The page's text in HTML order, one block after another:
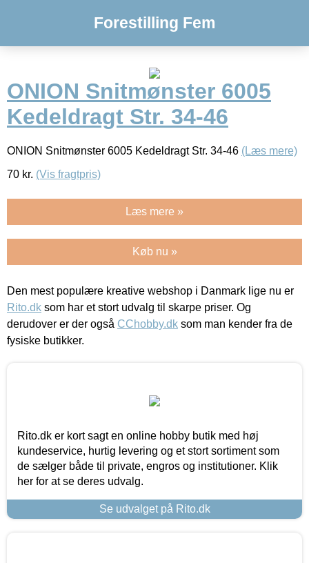
Forestilling Fem
ONION Snitmønster 6005
Kedeldragt Str. 34-46
ONION Snitmønster 6005 Kedeldragt Str. 34-46 (Læs mere)
70 kr. (Vis fragtpris)
Læs mere »
Køb nu »
Den mest populære kreative webshop i Danmark lige nu er
Rito.dk som har et stort udvalg til skarpe priser. Og
derudover er der også CChobby.dk som man kender fra de
fysiske butikker.
Rito.dk er kort sagt en online hobby butik med høj
kundeservice, hurtig levering og et stort sortiment som
de sælger både til private, engros og institutioner. Klik
her for at se deres udvalg.
Se udvalget på Rito.dk